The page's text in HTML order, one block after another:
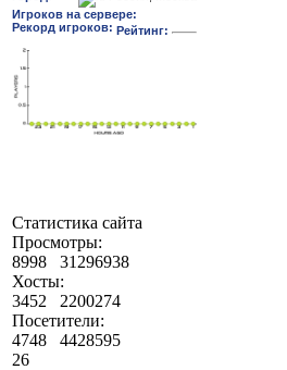
Статистика сайта
Просмотры:
8998
31296938
Хосты:
3452
2200274
Посетители:
4748
4428595
26